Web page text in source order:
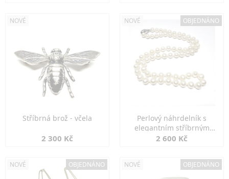
NOVÉ
Stříbrná brož - včela
2 300 Kč
NOVÉ OBJEDNÁNO
Perlový náhrdelník s
elegantním stříbrným
zapínáním
2 600 Kč
NOVÉ OBJEDNÁNO NOVÉ OBJEDNÁNO